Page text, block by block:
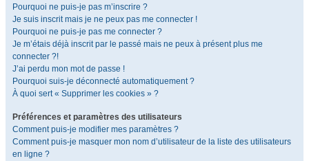
Pourquoi ne puis-je pas m’inscrire ?
Je suis inscrit mais je ne peux pas me connecter !
Pourquoi ne puis-je pas me connecter ?
Je m’étais déjà inscrit par le passé mais ne peux à présent plus me
connecter ?!
J’ai perdu mon mot de passe !
Pourquoi suis-je déconnecté automatiquement ?
À quoi sert « Supprimer les cookies » ?
Préférences et paramètres des utilisateurs
Comment puis-je modifier mes paramètres ?
Comment puis-je masquer mon nom d’utilisateur de la liste des utilisateurs
en ligne ?